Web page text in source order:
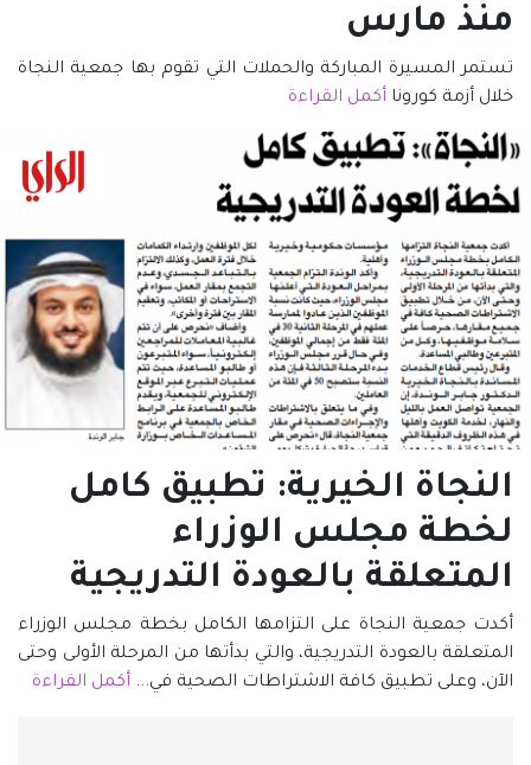
منذ مارس
تستمر المسيرة المباركة والحملات التي تقوم بها جمعية النجاة
خلال أزمة كورونا أكمل القراءة
النجاة الخيرية: تطبيق كامل
لخطة مجلس الوزراء
المتعلقة بالعودة التدريجية
أكدت جمعية النجاة على التزامها الكامل بخطة مجلس الوزراء
المتعلقة بالعودة التدريجية، والتي بدأتها من المرحلة الأولى وحتى
الآن، وعلى تطبيق كافة الاشتراطات الصحية في... أكمل القراءة